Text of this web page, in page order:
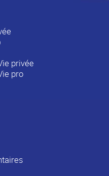
privée
pro